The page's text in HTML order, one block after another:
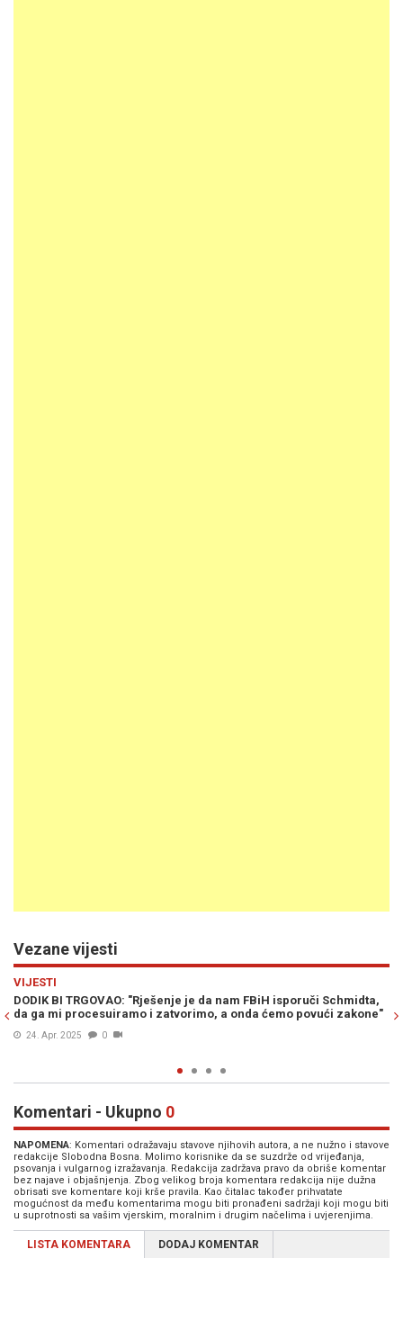
Vezane vijesti
nam FBiH isporuči Schmidta,
a onda ćemo povući zakone"
AUSTRIJSKI MEDIJ PIŠE O KRIZI U
sve veći teret zvaničnom Beogradu i
Komentari - Ukupno 0
NAPOMENA: Komentari odražavaju stavove njihovih autora, a ne nužno i stavove
redakcije Slobodna Bosna. Molimo korisnike da se suzdrže od vrijeđanja,
psovanja i vulgarnog izražavanja. Redakcija zadržava pravo da obriše komentar
bez najave i objašnjenja. Zbog velikog broja komentara redakcija nije dužna
obrisati sve komentare koji krše pravila. Kao čitalac također prihvatate
mogućnost da među komentarima mogu biti pronađeni sadržaji koji mogu biti
u suprotnosti sa vašim vjerskim, moralnim i drugim načelima i uvjerenjima.
LISTA KOMENTARA DODAJ KOMENTAR